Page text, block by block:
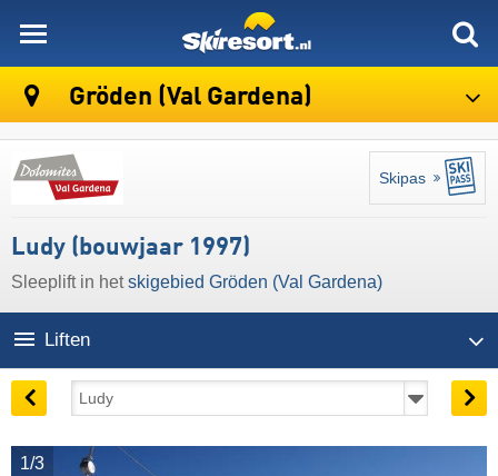
Gröden (Val Gardena)
Skipas
Ludy (bouwjaar 1997)
Sleeplift in hetskigebied Gröden (Val Gardena)
Liften
1/3